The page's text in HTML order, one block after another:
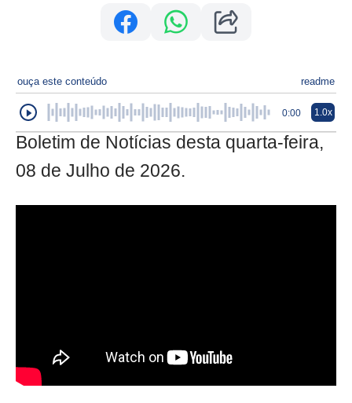
ouça este conteúdo readme
0:00 1.0x
Boletim de Notícias desta quarta-feira,
08 de Julho de 2026.